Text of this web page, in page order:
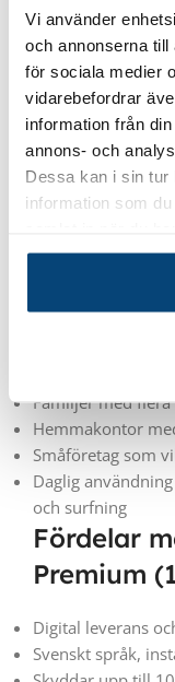
Vi använder
och annonserna till
för sociala medier
vidarebefordrar
information från
annons- och
Dessa kan i sin tur
information som
hinner orsaka
när du surfar,
använder
Norton 360
enheter ska
olika
lösning som gör
arbetsmiljö får du
Passar
Familjer med
Hemmakontor
Småföretag som
Daglig
och surfning
Fördelar
Premium
Digital leverans
Svenskt språk,